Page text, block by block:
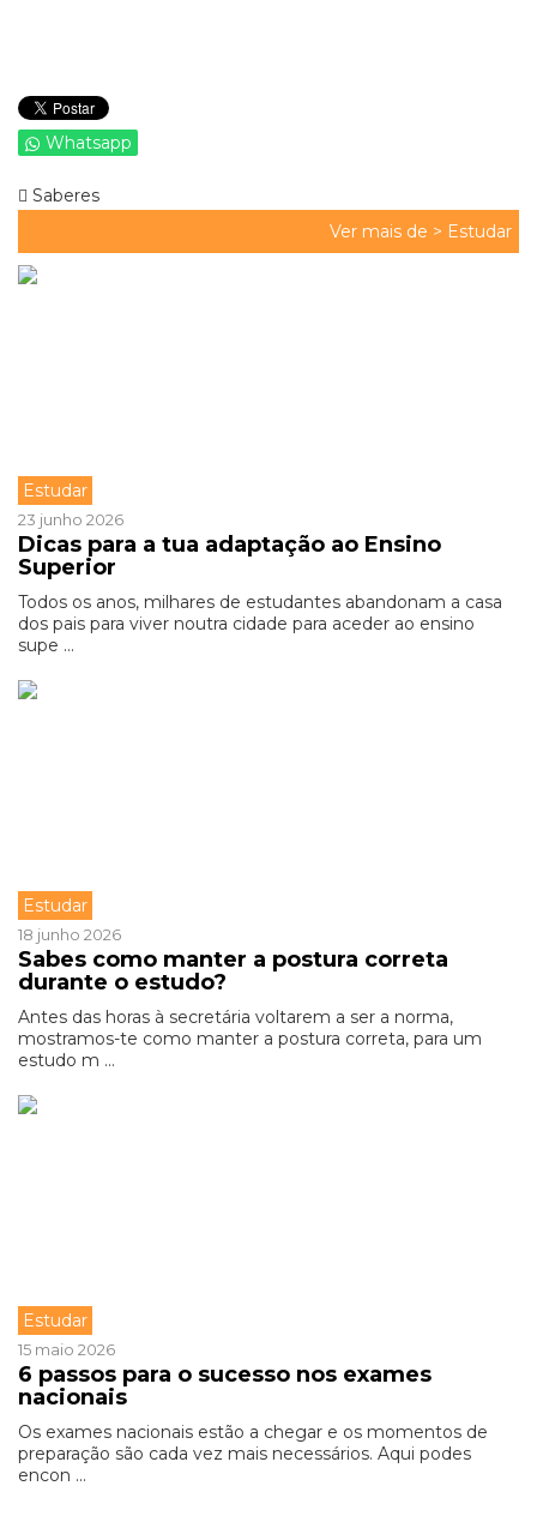
Whatsapp
Saberes
Ver mais de > Estudar
Estudar
23 junho 2026
Dicas para a tua adaptação ao Ensino
Superior
Todos os anos, milhares de estudantes abandonam a casa
dos pais para viver noutra cidade para aceder ao ensino
supe ...
Estudar
18 junho 2026
Sabes como manter a postura correta
durante o estudo?
Antes das horas à secretária voltarem a ser a norma,
mostramos-te como manter a postura correta, para um
estudo m ...
Estudar
15 maio 2026
6 passos para o sucesso nos exames
nacionais
Os exames nacionais estão a chegar e os momentos de
preparação são cada vez mais necessários. Aqui podes
encon ...